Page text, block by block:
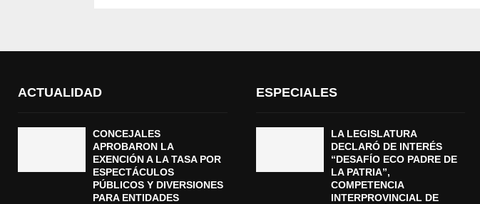
ACTUALIDAD
CONCEJALES
APROBARON LA
EXENCIÓN A LA TASA POR
ESPECTÁCULOS
PÚBLICOS Y DIVERSIONES
PARA ENTIDADES
ESPECIALES
LA LEGISLATURA
DECLARÓ DE INTERÉS
“DESAFÍO ECO PADRE DE
LA PATRIA”,
COMPETENCIA
INTERPROVINCIAL DE